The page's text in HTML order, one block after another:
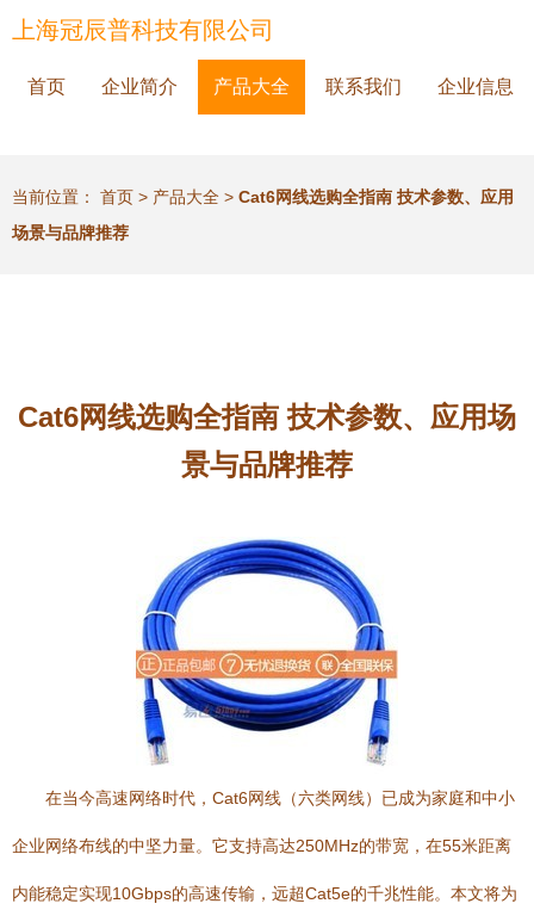
上海冠辰普科技有限公司
首页 企业简介 产品大全 联系我们 企业信息
当前位置： 首页 > 产品大全 > Cat6网线选购全指南 技术参数、应用
场景与品牌推荐
Cat6网线选购全指南 技术参数、应用场
景与品牌推荐
在当今高速网络时代，Cat6网线（六类网线）已成为家庭和中小
企业网络布线的中坚力量。它支持高达250MHz的带宽，在55米距离
内能稳定实现10Gbps的高速传输，远超Cat5e的千兆性能。本文将为